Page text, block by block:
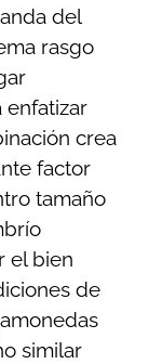
del
rasgo
enfatizar
crea
factor
tamaño
el bien
de
similar